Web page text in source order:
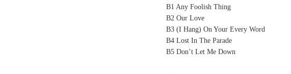
B1 Any Foolish Thing
B2 Our Love
B3 (I Hang) On Your Every Word
B4 Lost In The Parade
B5 Don’t Let Me Down